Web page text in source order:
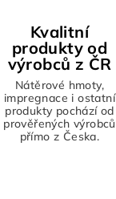
Kvalitní
produkty od
výrobců z ČR
Nátěrové hmoty,
impregnace i ostatní
produkty pochází od
prověřených výrobců
přímo z Česka.